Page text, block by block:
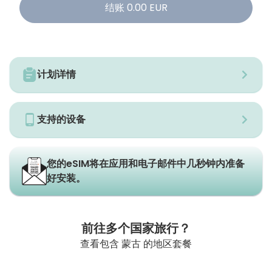
结账 0.00 EUR
计划详情
支持的设备
您的eSIM将在应用和电子邮件中几秒钟内准备
好安装。
前往多个国家旅行？
查看包含 蒙古 的地区套餐